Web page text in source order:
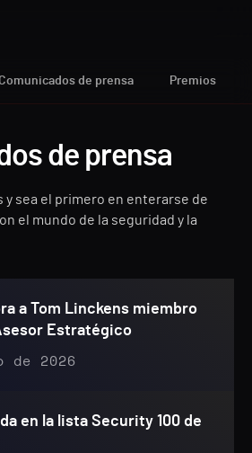
de prensa Premios
de prensa
y sea el primero en enterarse de
el mundo de la seguridad y la
a Tom Linckens miembro
Estratégico
de 2026
en la lista Security 100 de